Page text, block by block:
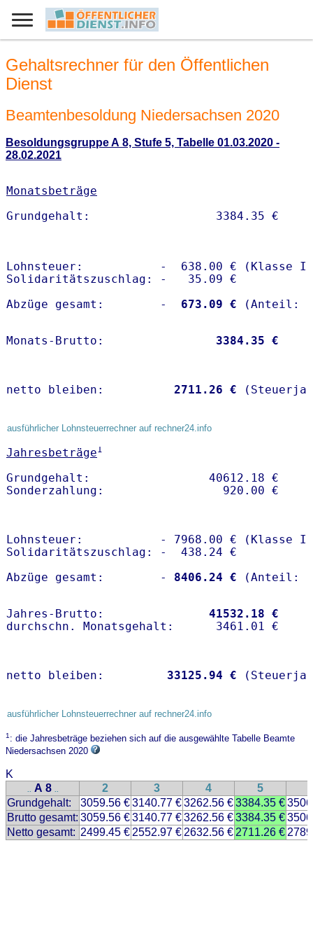
Gehaltsrechner für den Öffentlichen
Dienst
Beamtenbesoldung Niedersachsen 2020
Besoldungsgruppe A 8, Stufe 5, Tabelle 01.03.2020 -
28.02.2021
Monatsbeträge
Lohnsteuer:           -  638.00 € (Klasse I)
Solidaritätszuschlag: -   35.09 €
Abzüge gesamt:        -
  673.09 €
Monats-Brutto: 3384.35 €
netto bleiben: 2711.26 €
ausführlicher Lohnsteuerrechner auf rechner24.info
Jahresbeträge1
Grundgehalt:                 40612.18 €
Lohnsteuer:           - 7968.00 € (Klasse I)
Solidaritätszuschlag: -  438.24 €
Abzüge gesamt:        -
8406.24 €
Jahres-Brutto: 41532.18 €
netto bleiben: 33125.94 €
ausführlicher Lohnsteuerrechner auf rechner24.info
1: die Jahresbeträge beziehen sich auf die ausgewählte Tabelle Beamte
Niedersachsen 2020
K
.. A 8 .. 2 3 4 5
Grundgehalt:
3059.56 €3140.77 €3262.56 €3384.35 €
Brutto gesamt: 3059.56 €3140.77 €3262.56 €3384.35 €
Netto gesamt: 2499.45 € 2552.97 € 2632.56 € 2711.26 €